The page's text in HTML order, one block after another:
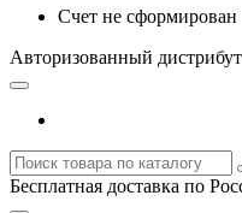
Счет не сформирован
Авторизованный
Бесплатная доставка по